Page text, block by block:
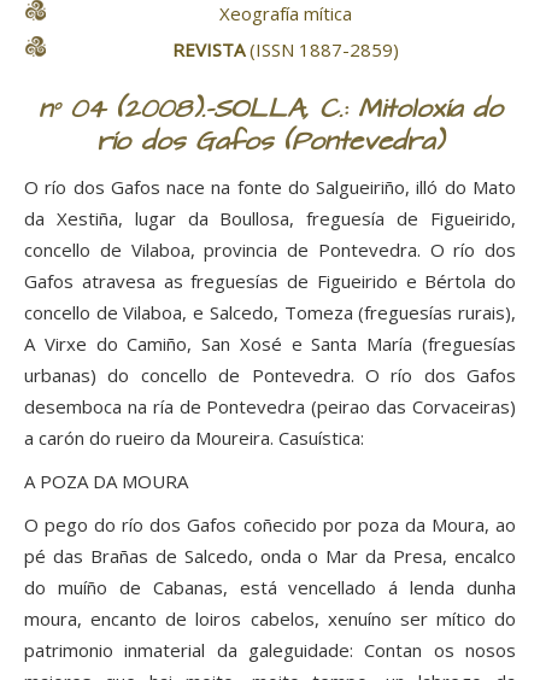
Xeografía mítica
REVISTA(ISSN 1887-2859)
nº 04 (2008).-SOLLA, C.: Mitoloxía do
río dos Gafos (Pontevedra)
O río dos Gafos nace na fonte do Salgueiriño, illó do Mato
da Xestiña, lugar da Boullosa, freguesía de Figueirido,
concello de Vilaboa, provincia de Pontevedra. O río dos
Gafos atravesa as freguesías de Figueirido e Bértola do
concello de Vilaboa, e Salcedo, Tomeza (freguesías rurais),
A Virxe do Camiño, San Xosé e Santa María (freguesías
urbanas) do concello de Pontevedra. O río dos Gafos
desemboca na ría de Pontevedra (peirao das Corvaceiras)
a carón do rueiro da Moureira. Casuística:
A POZA DA MOURA
O pego do río dos Gafos coñecido por poza da Moura, ao
pé das Brañas de Salcedo, onda o Mar da Presa, encalco
do muíño de Cabanas, está vencellado á lenda dunha
moura, encanto de loiros cabelos, xenuíno ser mítico do
patrimonio inmaterial da galeguidade: Contan os nosos